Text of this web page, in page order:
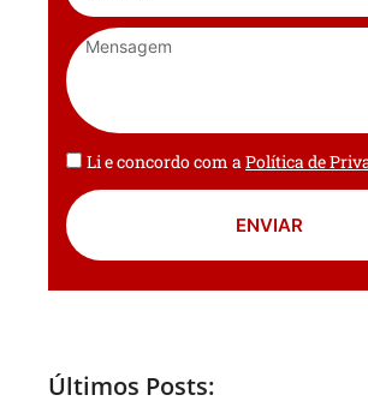
Li e concordo com aPolítica de
ENVIAR
Últimos Posts: